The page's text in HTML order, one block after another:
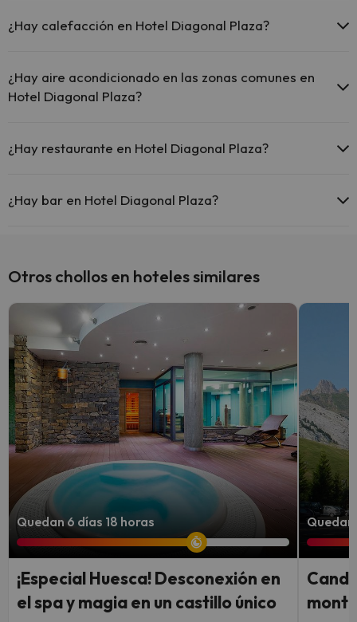
¿Hay calefacción en Hotel Diagonal Plaza?
¿Hay aire acondicionado en las zonas comunes en
Hotel Diagonal Plaza?
comunes.
¿Hay restaurante en Hotel Diagonal Plaza?
¿Hay bar en Hotel Diagonal Plaza?
Otros chollos en hoteles similares
Quedan 6 días 18 horas
¡Especial Huesca! Desconexión en
el spa y magia en un castillo único